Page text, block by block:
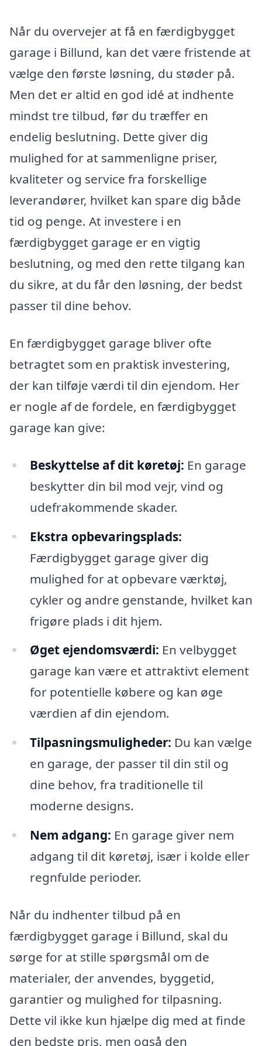
Når du overvejer at få en færdigbygget
garage i Billund, kan det være fristende at
vælge den første løsning, du støder på.
Men det er altid en god idé at indhente
mindst tre tilbud, før du træffer en
endelig beslutning. Dette giver dig
mulighed for at sammenligne priser,
kvaliteter og service fra forskellige
leverandører, hvilket kan spare dig både
tid og penge. At investere i en
færdigbygget garage er en vigtig
beslutning, og med den rette tilgang kan
du sikre, at du får den løsning, der bedst
passer til dine behov.
En færdigbygget garage bliver ofte
betragtet som en praktisk investering,
der kan tilføje værdi til din ejendom. Her
er nogle af de fordele, en færdigbygget
garage kan give:
Beskyttelse af dit køretøj: En garage
beskytter din bil mod vejr, vind og
udefrakommende skader.
Ekstra opbevaringsplads:
Færdigbygget garage giver dig
mulighed for at opbevare værktøj,
cykler og andre genstande, hvilket kan
frigøre plads i dit hjem.
Øget ejendomsværdi: En velbygget
garage kan være et attraktivt element
for potentielle købere og kan øge
værdien af din ejendom.
Tilpasningsmuligheder: Du kan vælge
en garage, der passer til din stil og
dine behov, fra traditionelle til
moderne designs.
Nem adgang: En garage giver nem
adgang til dit køretøj, især i kolde eller
regnfulde perioder.
Når du indhenter tilbud på en
færdigbygget garage i Billund, skal du
sørge for at stille spørgsmål om de
materialer, der anvendes, byggetid,
garantier og mulighed for tilpasning.
Dette vil ikke kun hjælpe dig med at finde
den bedste pris, men også den